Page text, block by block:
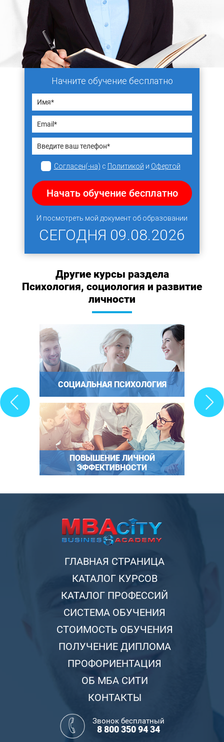
Начните обучение бесплатно
Согласен(-на) с Политикой и Офертой
Начать обучение бесплатно
И посмотреть мой документ об образовании
СЕГОДНЯ 09.08.2026
Другие курсы раздела
Психология, социология и развитие
личности
СОЦИАЛЬНАЯ ПСИХОЛОГИЯ
ПОВЫШЕНИЕ ЛИЧНОЙ
ЭФФЕКТИВНОСТИ
ГЛАВНАЯ СТРАНИЦА
КАТАЛОГ КУРСОВ
КАТАЛОГ ПРОФЕССИЙ
СИСТЕМА ОБУЧЕНИЯ
СТОИМОСТЬ ОБУЧЕНИЯ
ПОЛУЧЕНИЕ ДИПЛОМА
ПРОФОРИЕНТАЦИЯ
ОБ МБА СИТИ
КОНТАКТЫ
Звонок бесплатный
8 800 350 94 34